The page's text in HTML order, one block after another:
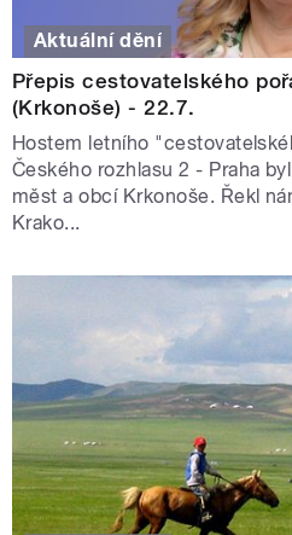
Aktuální dění
Přepis cestovatelského
(Krkonoše) - 22.7.
Hostem letního
Českého rozhlasu 2 - Praha
měst a obcí Krkonoše. Řekl
Krako...